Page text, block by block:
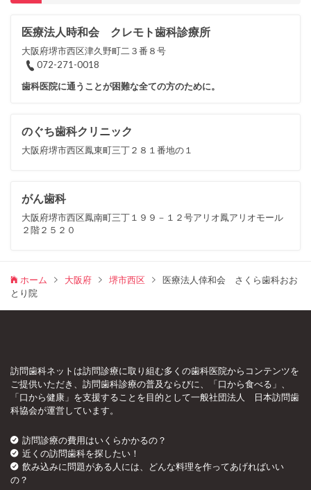
医療法人時和会 クレモト歯科診療所
大阪府堺市西区津久野町二３番８号
072-271-0018
歯科医院に通うことが困難な全ての方のために。
のぐち歯科クリニック
大阪府堺市西区鳳東町三丁２８１番地の１
がん歯科
大阪府堺市西区鳳南町三丁１９９－１２号アリオ鳳アリオモール
２階２５２０
ホーム 大阪府 堺市西区
医療法人倖和会 さくら歯科おお
とり院
訪問歯科ネットは訪問診療に取り組む多くの歯科医院からコンテンツを
ご提供いただき、訪問歯科診療の普及ならびに、「口から食べる」、
「口から健康」を支援することを目的として一般社団法人 日本訪問歯
科協会が運営しています。
訪問診療の費用はいくらかかるの？
近くの訪問歯科を探したい！
飲み込みに問題がある人には、どんな料理を作ってあげればいい
の？